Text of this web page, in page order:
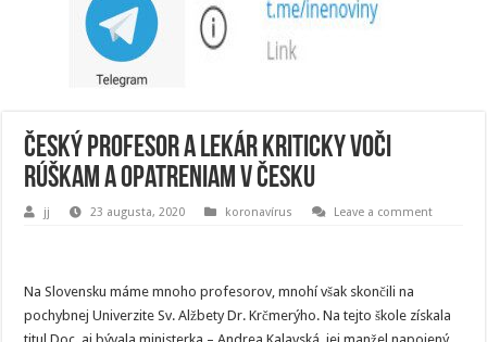
Český profesor a lekár kriticky voči
rúškam a opatreniam v Česku
jj 23 augusta, 2020 koronavírus Leave a comment
Na Slovensku máme mnoho profesorov, mnohí však skončili na
pochybnej Univerzite Sv. Alžbety Dr. Krčmerýho. Na tejto škole získala